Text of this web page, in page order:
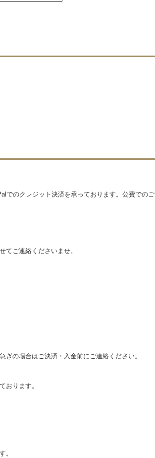
でのクレジット決済を承っております。公費でのご
てご連絡くださいませ。
の場合はご決済・入金前にご連絡ください。
おります。
。